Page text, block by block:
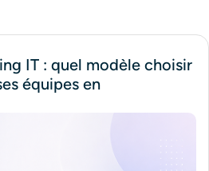
IT : quel modèle choisir
équipes en